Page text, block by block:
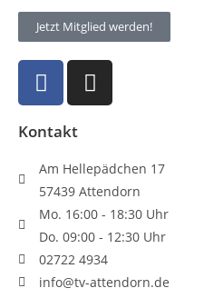
Jetzt Mitglied werden!
Kontakt
Am Hellepädchen 17
57439 Attendorn
Mo. 16:00 - 18:30 Uhr
Do. 09:00 - 12:30 Uhr
02722 4934
info@tv-attendorn.de